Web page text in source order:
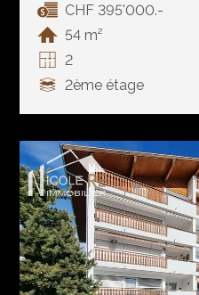
CHF 395'000.-
54 m²
2
2ème étage